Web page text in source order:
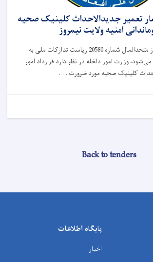
تعمیر جدیدالاحداث کلینیک صحیه
امنیه ولایت نیمروز
بدینوسیله به تاسی از متحدالمال شماره 20580 ریاست تدارکات ملی به
وزارت امور داخله در نظر دارد قرارداد امور
کلینیک صحیه مورد ضرورت . . .
Back to tenders
پایگاه اطلاعات
اخبار